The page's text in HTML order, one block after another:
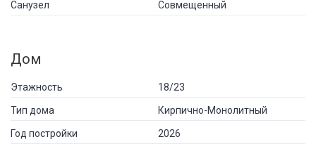
Санузел Совмещенный
Дом
Этажность 18/23
Тип дома Кирпично-Монолитный
Год постройки 2026